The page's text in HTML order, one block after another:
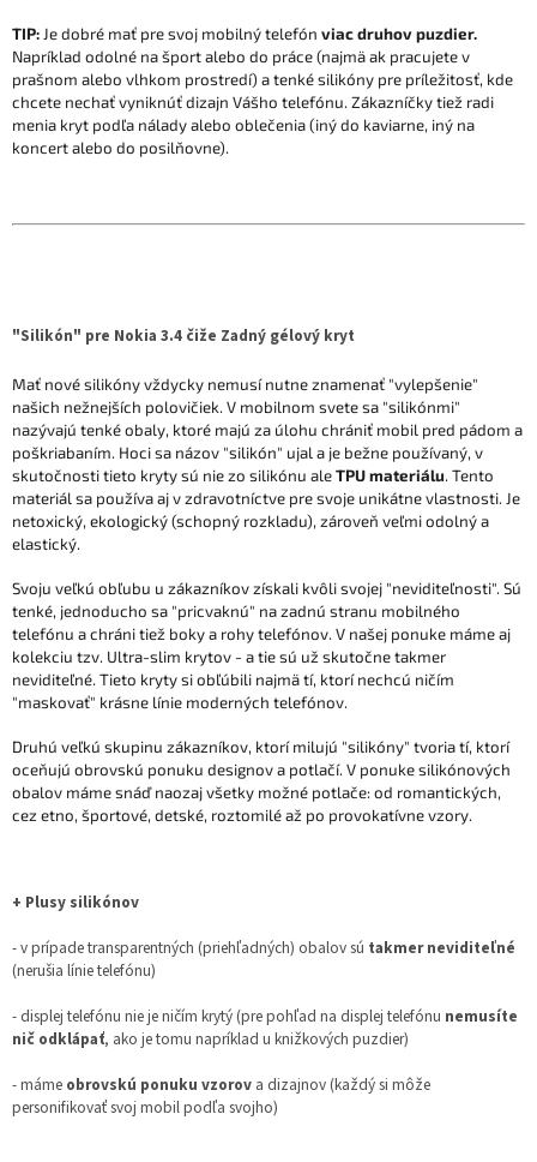
TIP: Je dobré mať pre svoj mobilný telefón viac druhov puzdier.
Napríklad odolné na šport alebo do práce (najmä ak pracujete v
prašnom alebo vlhkom prostredí) a tenké silikóny pre príležitosť, kde
chcete nechať vyniknúť dizajn Vášho telefónu. Zákazníčky tiež radi
menia kryt podľa nálady alebo oblečenia (iný do kaviarne, iný na
koncert alebo do posilňovne).
"Silikón" pre Nokia 3.4 čiže Zadný gélový kryt
Mať nové silikóny vždycky nemusí nutne znamenať "vylepšenie"
našich nežnejších polovičiek. V mobilnom svete sa "silikónmi"
nazývajú tenké obaly, ktoré majú za úlohu chrániť mobil pred pádom a
poškriabaním. Hoci sa názov "silikón" ujal a je bežne používaný, v
skutočnosti tieto kryty sú nie zo silikónu aleTPU materiálu. Tento
materiál sa používa aj v zdravotníctve pre svoje unikátne vlastnosti. Je
netoxický, ekologický (schopný rozkladu), zároveň veľmi odolný a
elastický.
Svoju veľkú obľubu u zákazníkov získali kvôli svojej "neviditeľnosti". Sú
tenké, jednoducho sa "pricvaknú" na zadnú stranu mobilného
telefónu a chráni tiež boky a rohy telefónov. V našej ponuke máme aj
kolekciu tzv. Ultra-slim krytov - a tie sú už skutočne takmer
neviditeľné. Tieto kryty si obľúbili najmä tí, ktorí nechcú ničím
"maskovať" krásne línie moderných telefónov.
Druhú veľkú skupinu zákazníkov, ktorí milujú "silikóny" tvoria tí, ktorí
oceňujú obrovskú ponuku designov a potlačí. V ponuke silikónových
obalov máme snáď naozaj všetky možné potlače: od romantických,
cez etno, športové, detské, roztomilé až po provokatívne vzory.
+ Plusy silikónov
- v prípade transparentných (priehľadných) obalov sú takmer neviditeľné
(nerušia línie telefónu)
- displej telefónu nie je ničím krytý (pre pohľad na displej telefónu nemusíte
nič odklápať, ako je tomu napríklad u knižkových puzdier)
- máme obrovskú ponuku vzorov a dizajnov (každý si môže
personifikovať svoj mobil podľa svojho)